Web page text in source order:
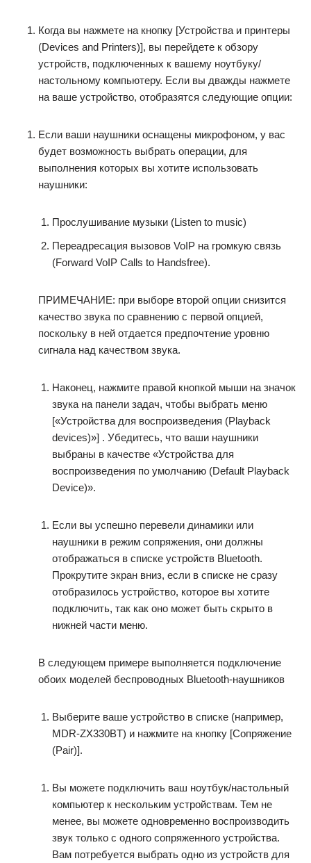
Когда вы нажмете на кнопку [Устройства и принтеры
(Devices and Printers)], вы перейдете к обзору
устройств, подключенных к вашему ноутбуку/
настольному компьютеру. Если вы дважды нажмете
на ваше устройство, отобразятся следующие опции:
Если ваши наушники оснащены микрофоном, у вас
будет возможность выбрать операции, для
выполнения которых вы хотите использовать
наушники:
Прослушивание музыки (Listen to music)
Переадресация вызовов VoIP на громкую связь
(Forward VoIP Calls to Handsfree).
ПРИМЕЧАНИЕ: при выборе второй опции снизится
качество звука по сравнению с первой опцией,
поскольку в ней отдается предпочтение уровню
сигнала над качеством звука.
Наконец, нажмите правой кнопкой мыши на значок
звука на панели задач, чтобы выбрать меню
[«Устройства для воспроизведения (Playback
devices)»] . Убедитесь, что ваши наушники
выбраны в качестве «Устройства для
воспроизведения по умолчанию (Default Playback
Device)».
Если вы успешно перевели динамики или
наушники в режим сопряжения, они должны
отображаться в списке устройств Bluetooth.
Прокрутите экран вниз, если в списке не сразу
отобразилось устройство, которое вы хотите
подключить, так как оно может быть скрыто в
нижней части меню.
В следующем примере выполняется подключение
обоих моделей беспроводных Bluetooth-наушников
Выберите ваше устройство в списке (например,
MDR-ZX330BT) и нажмите на кнопку [Сопряжение
(Pair)].
Вы можете подключить ваш ноутбук/настольный
компьютер к нескольким устройствам. Тем не
менее, вы можете одновременно воспроизводить
звук только с одного сопряженного устройства.
Вам потребуется выбрать одно из устройств для